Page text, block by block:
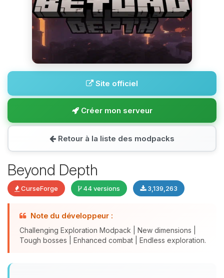
Site officiel
Créer mon serveur
Retour à la liste des modpacks
Beyond Depth
CurseForge 44 versions 3,139,263
Note du développeur :
Challenging Exploration Modpack | New dimensions |
Tough bosses | Enhanced combat | Endless exploration.